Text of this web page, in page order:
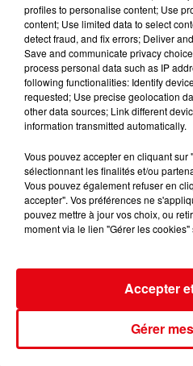
CANICULE : 12 DÉPARTEMENTS EN
profiles to personalise content; Use
content; Use limited data to select
detect fraud, and fix errors; Deliver
Save and communicate privacy
process personal data such as IP
following functionalities: Identify
requested; Use precise geolocation
other data sources; Link different
information transmitted automatically.
Vous pouvez accepter en cliquant sur
sélectionnant les finalités et/ou
Vous pouvez également refuser en
accepter". Vos préférences ne
pouvez mettre à jour vos choix, ou
moment via le lien "Gérer les
Gérer
Accepter